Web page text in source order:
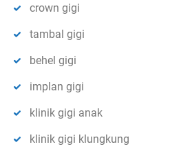
crown gigi
tambal gigi
behel gigi
implan gigi
klinik gigi anak
klinik gigi klungkung